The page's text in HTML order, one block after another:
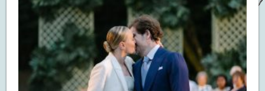
WILL YOU MARRY ME?
LUA DE MEL
COZINHA
DECORAÇÃO
DE NOIVA PRA NOIVA
S.O.S CASADAS